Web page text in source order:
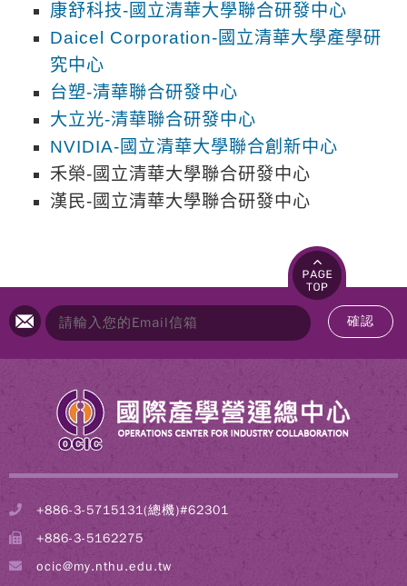
康舒科技-國立清華大學聯合研發中心
Daicel Corporation-國立清華大學產學研
究中心
台塑-清華聯合研發中心
大立光-清華聯合研發中心
NVIDIA-國立清華大學聯合創新中心
禾榮-國立清華大學聯合研發中心
漢民-國立清華大學聯合研發中心
確認
+886-3-5715131(總機)#62301
+886-3-5162275
ocic@my.nthu.edu.tw